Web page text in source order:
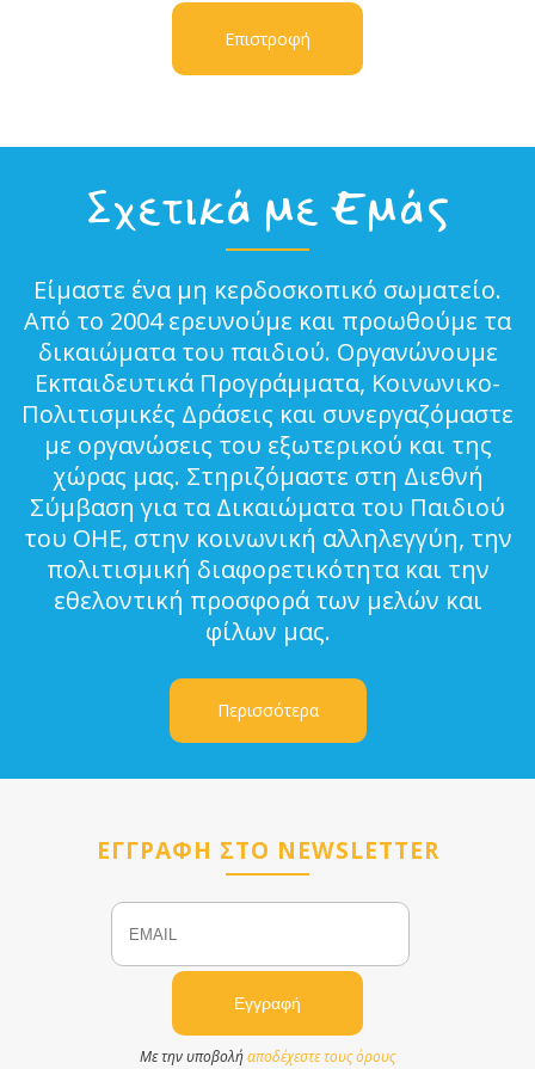
Επιστροφή
Σχετικά με Εμάς
Είμαστε ένα μη κερδοσκοπικό σωματείο.
Από το 2004 ερευνούμε και προωθούμε τα
δικαιώματα του παιδιού. Οργανώνουμε
Εκπαιδευτικά Προγράμματα, Κοινωνικο-
Πολιτισμικές Δράσεις και συνεργαζόμαστε
με οργανώσεις του εξωτερικού και της
χώρας μας. Στηριζόμαστε στη Διεθνή
Σύμβαση για τα Δικαιώματα του Παιδιού
του ΟΗΕ, στην κοινωνική αλληλεγγύη, την
πολιτισμική διαφορετικότητα και την
εθελοντική προσφορά των μελών και
φίλων μας.
Περισσότερα
ΕΓΓΡΑΦΗ ΣΤΟ NEWSLETTER
Email
Με την υποβολήαποδέχεστε τους όρους